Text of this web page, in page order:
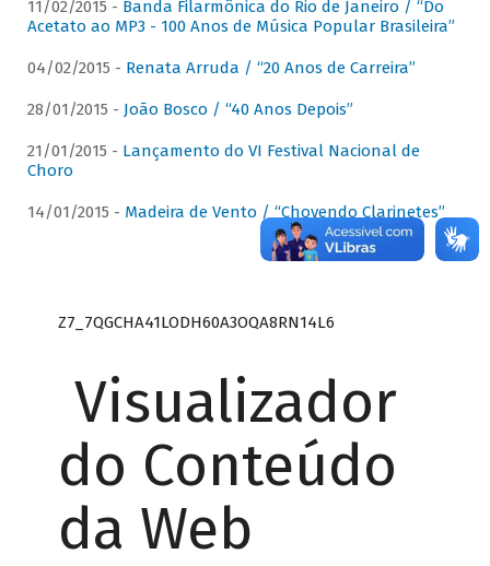
11/02/2015 - Banda Filarmônica do Rio de Janeiro / “Do
Acetato ao MP3 - 100 Anos de Música Popular Brasileira”
04/02/2015 - Renata Arruda / “20 Anos de Carreira”
28/01/2015 - João Bosco / “40 Anos Depois”
21/01/2015 - Lançamento do VI Festival Nacional de
Choro
14/01/2015 - Madeira de Vento / “Chovendo Clarinetes”
Z7_7QGCHA41LODH60A3OQA8RN14L6
Visualizador
do Conteúdo
da Web